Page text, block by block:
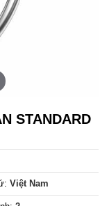
STANDARD
Việt Nam